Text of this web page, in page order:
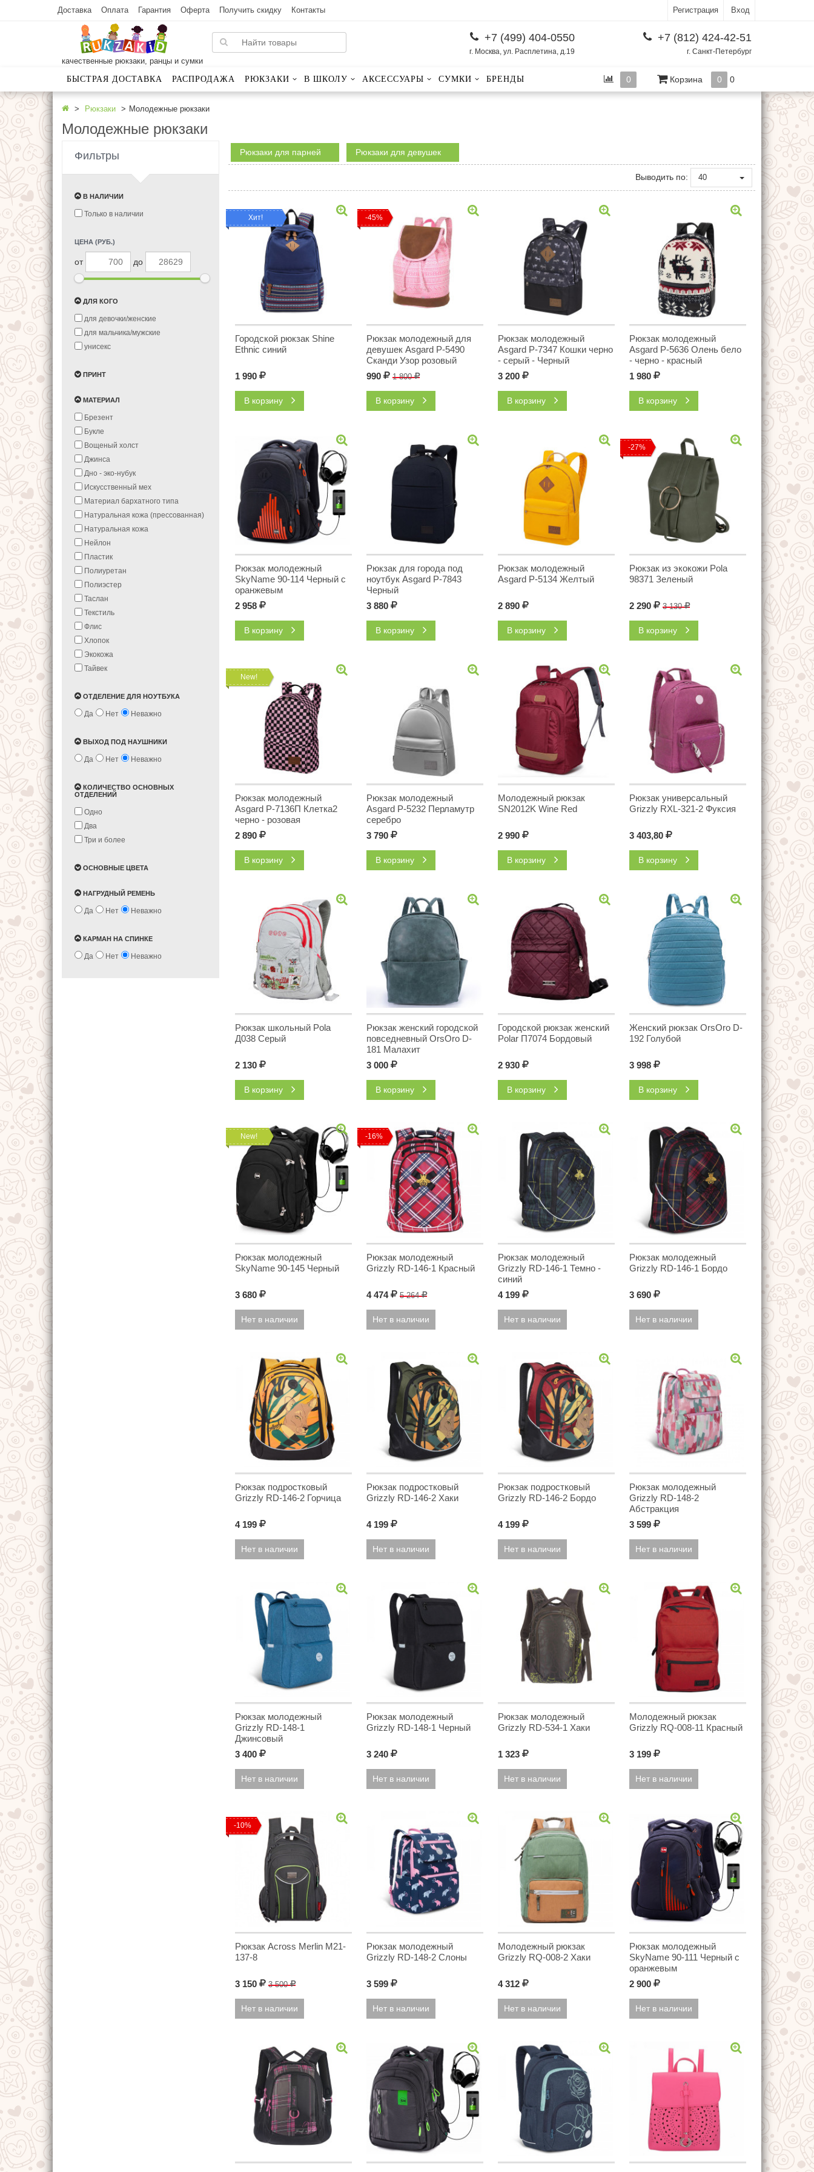
Доставка Оплата Гарантия Оферта Получить скидку Контакты Регистрация Вход
качественные рюкзаки, ранцы и сумки
+7 (499) 404-0550
г. Москва, ул. Расплетина, д.19
+7 (812) 424-42-51
г. Санкт-Петербург
БЫСТРАЯ ДОСТАВКА РАСПРОДАЖА РЮКЗАКИ В ШКОЛУ АКСЕССУАРЫ СУМКИ БРЕНДЫ 0 Корзина 0 0
Рюкзаки Молодежные рюкзаки
Молодежные рюкзаки
Фильтры
В НАЛИЧИИ
Только в наличии
ЦЕНА (РУБ.)
от до
ДЛЯ КОГО
для девочки/женские
для мальчика/мужские
унисекс
ПРИНТ
МАТЕРИАЛ
Брезент
Букле
Вощеный холст
Джинса
Дно - эко-нубук
Искусственный мех
Материал бархатного типа
Натуральная кожа (прессованная)
Натуральная кожа
Нейлон
Пластик
Полиуретан
Полиэстер
Таслан
Текстиль
Флис
Хлопок
Экокожа
Тайвек
ОТДЕЛЕНИЕ ДЛЯ НОУТБУКА
Да Нет Неважно
ВЫХОД ПОД НАУШНИКИ
Да Нет Неважно
КОЛИЧЕСТВО ОСНОВНЫХ
ОТДЕЛЕНИЙ
Одно
Два
Три и более
ОСНОВНЫЕ ЦВЕТА
НАГРУДНЫЙ РЕМЕНЬ
Да Нет Неважно
КАРМАН НА СПИНКЕ
Да Нет Неважно
Рюкзаки для парней Рюкзаки для девушек
Выводить по: 40
Хит!
Городской рюкзак Shine
Ethnic синий
1 990 Р
В корзину
-45%
Рюкзак молодежный для
девушек Asgard Р-5490
Сканди Узор розовый
990 Р 1 800Р
В корзину
Рюкзак молодежный
Asgard Р-7347 Кошки черно
- серый - Черный
3 200 Р
В корзину
Рюкзак молодежный
Asgard Р-5636 Олень бело
- черно - красный
1 980 Р
В корзину
Рюкзак молодежный
SkyName 90-114 Черный с
оранжевым
2 958 Р
В корзину
Рюкзак для города под
ноутбук Asgard Р-7843
Черный
3 880 Р
В корзину
Рюкзак молодежный
Asgard Р-5134 Желтый
2 890 Р
В корзину
-27%
Рюкзак из экокожи Pola
98371 Зеленый
2 290 Р 3 130Р
В корзину
New!
Рюкзак молодежный
Asgard Р-7136П Клетка2
черно - розовая
2 890 Р
В корзину
Рюкзак молодежный
Asgard Р-5232 Перламутр
серебро
3 790 Р
В корзину
Молодежный рюкзак
SN2012K Wine Red
2 990 Р
В корзину
Рюкзак универсальный
Grizzly RXL-321-2 Фуксия
3 403,80 Р
В корзину
Рюкзак школьный Pola
Д038 Серый
2 130 Р
В корзину
Рюкзак женский городской
повседневный OrsOro D-
181 Малахит
3 000 Р
В корзину
Городской рюкзак женский
Polar П7074 Бордовый
2 930 Р
В корзину
Женский рюкзак OrsOro D-
192 Голубой
3 998 Р
В корзину
New!
Рюкзак молодежный
SkyName 90-145 Черный
3 680 Р
Нет в наличии
-16%
Рюкзак молодежный
Grizzly RD-146-1 Красный
4 474 Р 5 264Р
Нет в наличии
Рюкзак молодежный
Grizzly RD-146-1 Темно -
синий
4 199 Р
Нет в наличии
Рюкзак молодежный
Grizzly RD-146-1 Бордо
3 690 Р
Нет в наличии
Рюкзак подростковый
Grizzly RD-146-2 Горчица
4 199 Р
Нет в наличии
Рюкзак подростковый
Grizzly RD-146-2 Хаки
4 199 Р
Нет в наличии
Рюкзак подростковый
Grizzly RD-146-2 Бордо
4 199 Р
Нет в наличии
Рюкзак молодежный
Grizzly RD-148-2
Абстракция
3 599 Р
Нет в наличии
Рюкзак молодежный
Grizzly RD-148-1
Джинсовый
3 400 Р
Нет в наличии
Рюкзак молодежный
Grizzly RD-148-1 Черный
3 240 Р
Нет в наличии
Рюкзак молодежный
Grizzly RD-534-1 Хаки
1 323 Р
Нет в наличии
Молодежный рюкзак
Grizzly RQ-008-11 Красный
3 199 Р
Нет в наличии
-10%
Рюкзак Across Merlin M21-
137-8
3 150 Р 3 500Р
Нет в наличии
Рюкзак молодежный
Grizzly RD-148-2 Слоны
3 599 Р
Нет в наличии
Молодежный рюкзак
Grizzly RQ-008-2 Хаки
4 312 Р
Нет в наличии
Рюкзак молодежный
SkyName 90-111 Черный с
оранжевым
2 900 Р
Нет в наличии